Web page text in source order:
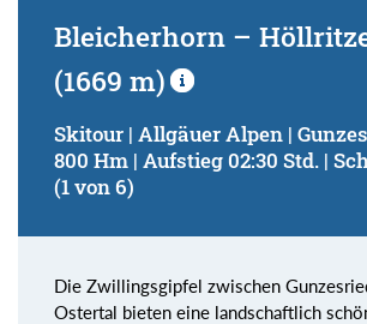
Bleicherhorn –
(1669 m)
Skitour | Allgäuer Alpen |
800 Hm | Aufstieg 02:30 Std. |
(1 von 6)
Die Zwillingsgipfel zwischen
Ostertal bieten eine landschaftlich